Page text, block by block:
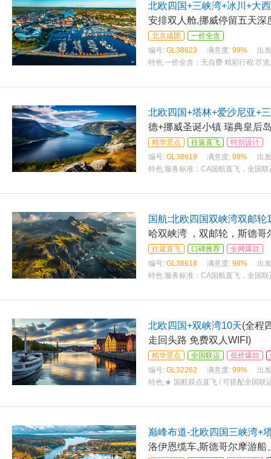
北欧四国+三峡湾+冰川+大
安排双人舱,挪威停留五天深
北京成团
一价全含
编号: GL38623 满意度: 99%
出
特色:一价全含：无自费 精彩行程:尽
北欧四国+塔林+爱沙尼亚+
德+挪威圣诞小镇 瑞典皇后
精华景点 往返直飞
特别设计
编号: GL38619 满意度: 99%
出
特色:服务标准：CA国航直飞，全国
国航:北欧四国双峡湾双邮轮
哈双峡湾 ，双邮轮，斯德哥
往返直飞 口碑推荐
全网爆款
编号: GL38618 满意度: 98%
出
特色:服务标准：CA国航直飞，全国
北欧四国+双峡湾10天(全程
走回头路 免费双人WIFI)
精华景点 全国联运 低价爆款
编号: GL32262 满意度: 99%
出
特色:★ 国航双点直飞 / 可搭配全国联
巅峰布道-北欧四国三峡湾+
洛伊恩缆车,斯德哥尔摩游船